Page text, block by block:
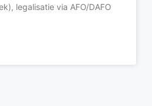
legalisatie via AFO/DAFO